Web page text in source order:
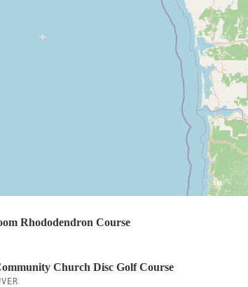
Rhododendron Course
Church Disc Golf Course